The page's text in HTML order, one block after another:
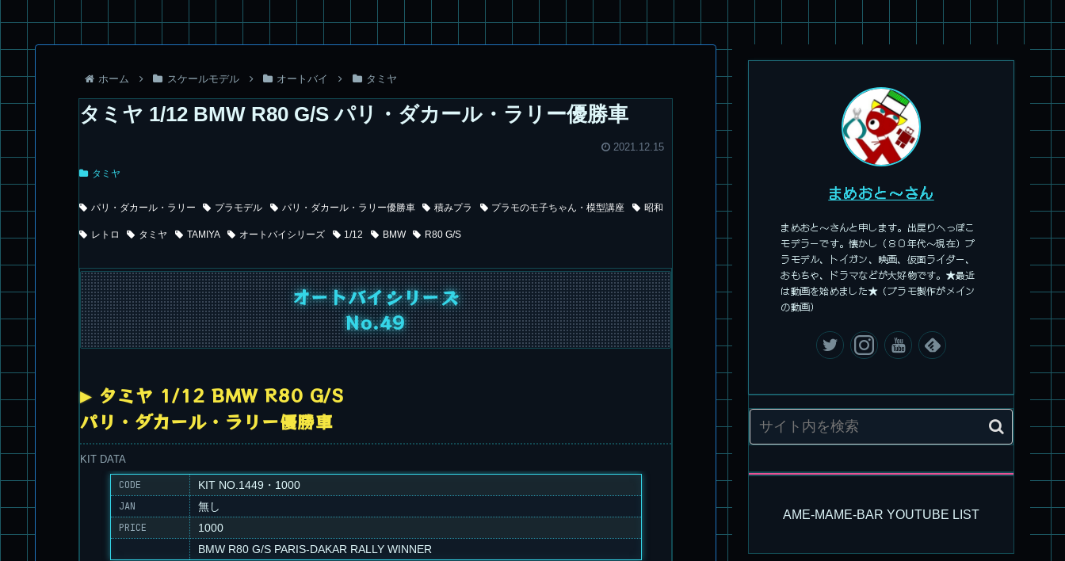
ホーム スケールモデル オートバイ タミヤ
タミヤ 1/12 BMW R80 G/S パリ・ダカール・ラリー優勝車
2021.12.15
タミヤ
パリ・ダカール・ラリー プラモデル パリ・ダカール・ラリー優勝車 積みプラ プラモのモ子ちゃん・模型講座 昭和
レトロ タミヤ TAMIYA オートバイシリーズ 1/12 BMW R80 G/S
オートバイシリーズ
No.49
タミヤ 1/12 BMW R80 G/S
パリ・ダカール・ラリー優勝車
KIT DATA
CODE
KIT NO.1449・1000
JAN
無し
PRICE
1000
BMW R80 G/S PARIS-DAKAR RALLY WINNER
まめおと～さん
まめおと～さんと申します。出戻りへっぽこ
モデラーです。懐かし（８０年代～現在）プ
ラモデル、トイガン、映画、仮面ライダー、
おもちゃ、ドラマなどが大好物です。★最近
は動画を始めました★（プラモ製作がメイン
の動画）
AME-MAME-BAR YOUTUBE LIST
パチ組塗装★モデロイド 1/60 イングラム リアクティブアーマ